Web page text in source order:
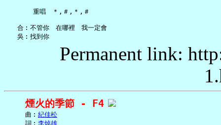
       重唱　＊,＃,＊,＃
   合︰不管你　在哪裡　我一定會
Permanent link:
煙火的季節 - F4
     曲︰
紀佳松
     詞︰
李焯雄